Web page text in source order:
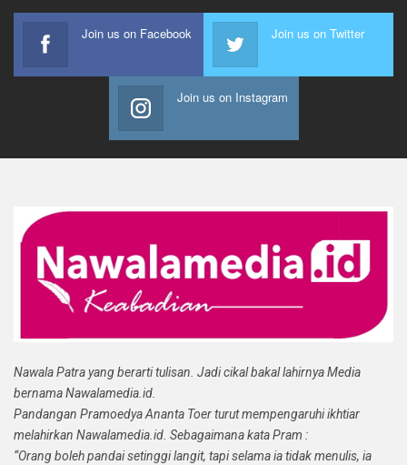
Join us on Facebook Join us on Twitter
Join us on Instagram
Nawala Patra yang berarti tulisan. Jadi cikal bakal lahirnya Media
bernama Nawalamedia.id.
Pandangan Pramoedya Ananta Toer turut mempengaruhi ikhtiar
melahirkan Nawalamedia.id. Sebagaimana kata Pram :
“Orang boleh pandai setinggi langit, tapi selama ia tidak menulis, ia